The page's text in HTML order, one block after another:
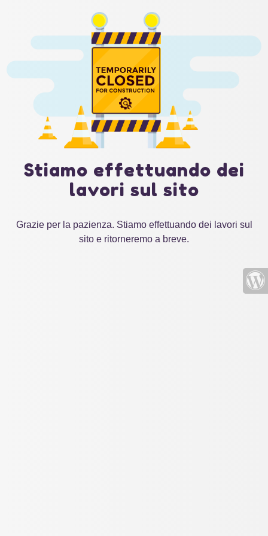
Stiamo effettuando dei
lavori sul sito
Grazie per la pazienza. Stiamo effettuando dei lavori sul
sito e ritorneremo a breve.